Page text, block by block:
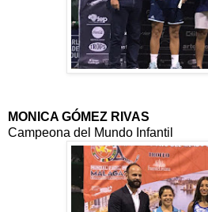
MONICA GÓMEZ RIVAS
Campeona del Mundo Infantil